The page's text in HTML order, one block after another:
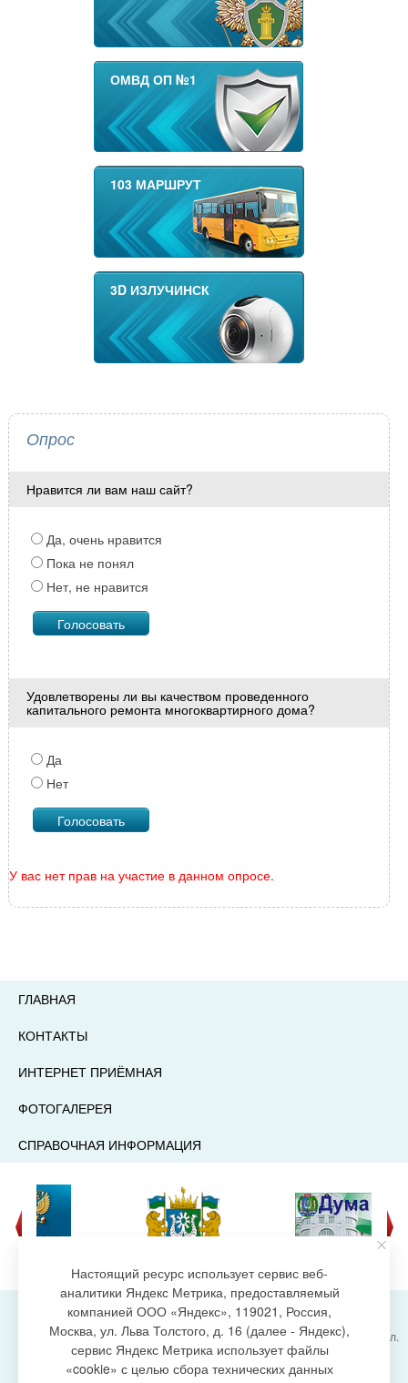
ОМВД ОП №1
103 МАРШРУТ
3D ИЗЛУЧИНСК
Опрос
Нравится ли вам наш сайт?
Да, очень нравится
Пока не понял
Нет, не нравится
Удовлетворены ли вы качеством проведенного
капитального ремонта многоквартирного дома?
Да
Нет
У вас нет прав на участие в данном опросе.
ГЛАВНАЯ
КОНТАКТЫ
ИНТЕРНЕТ ПРИЁМНАЯ
ФОТОГАЛЕРЕЯ
СПРАВОЧНАЯ ИНФОРМАЦИЯ
создание сайта
Администрация городского поселения Излучинск, ул.
Энергетиков, 6, пгт. Излучинск, Нижневартовский
район,
Настоящий ресурс использует сервис веб-
аналитики Яндекс Метрика, предоставляемый
компанией ООО «Яндекс», 119021, Россия,
Москва, ул. Льва Толстого, д. 16 (далее - Яндекс),
сервис Яндекс Метрика использует файлы
«cookie» с целью сбора технических данных